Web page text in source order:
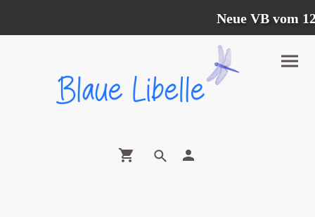
Neue VB vom